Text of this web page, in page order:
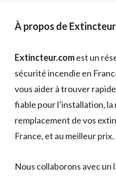
À propos de
Extincteur.comest un
sécurité incendie en
vous aider à trouver
fiable pour l’installation,
remplacement de vos
France, et au meilleur prix.
Nous collaborons avec un